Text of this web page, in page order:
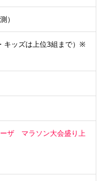
）
キッズは上位3組まで）※
ザ
マラソン大会盛り上